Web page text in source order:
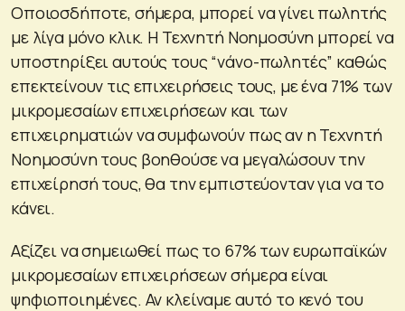
Οποιοσδήποτε, σήμερα, μπορεί να γίνει πωλητής
με λίγα μόνο κλικ. Η Τεχνητή Νοημοσύνη μπορεί να
υποστηρίξει αυτούς τους “νάνο-πωλητές” καθώς
επεκτείνουν τις επιχειρήσεις τους, με ένα 71% των
μικρομεσαίων επιχειρήσεων και των
επιχειρηματιών να συμφωνούν πως αν η Τεχνητή
Νοημοσύνη τους βοηθούσε να μεγαλώσουν την
επιχείρησή τους, θα την εμπιστεύονταν για να το
κάνει.
Αξίζει να σημειωθεί πως το 67% των ευρωπαϊκών
μικρομεσαίων επιχειρήσεων σήμερα είναι
ψηφιοποιημένες. Αν κλείναμε αυτό το κενό του